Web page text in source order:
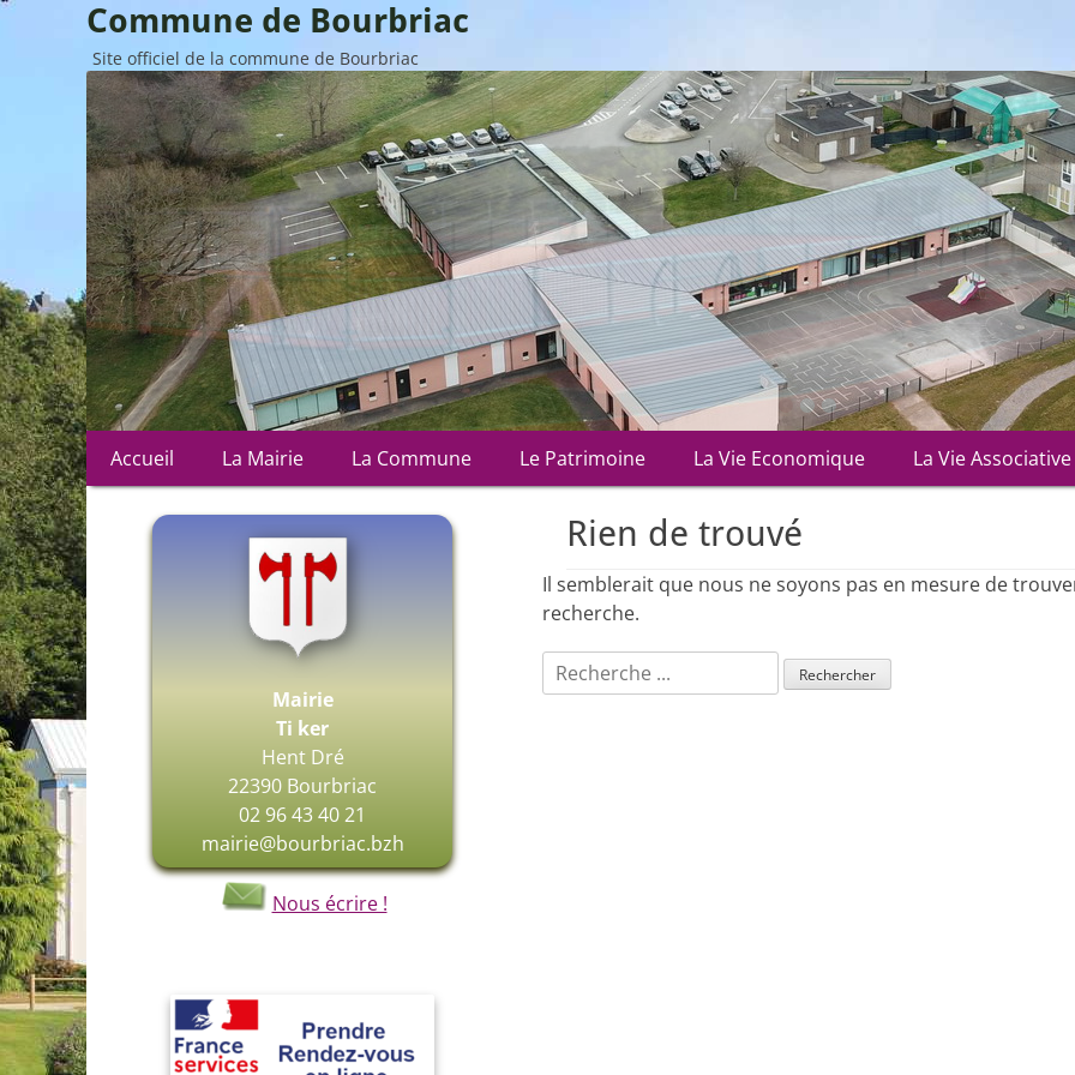
Commune de Bourbriac
Site officiel de la commune de Bourbriac
•••
Menu
principal
Aller
au
contenu
Accueil La Mairie La Commune Le Patrimoine La Vie Economique La Vie Associative
Rien de trouvé
Il semblerait que nous ne soyons pas en mesure de
recherche.
Rechercher :
Mairie
Ti ker
Hent Dré
22390 Bourbriac
02 96 43 40 21
mairie@bourbriac.bzh
Nous écrire !